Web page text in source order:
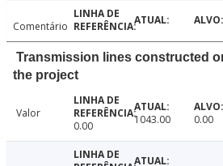
Comentário
Transmission lines constructed
the project
Valor
0.00
1043.00 0.00